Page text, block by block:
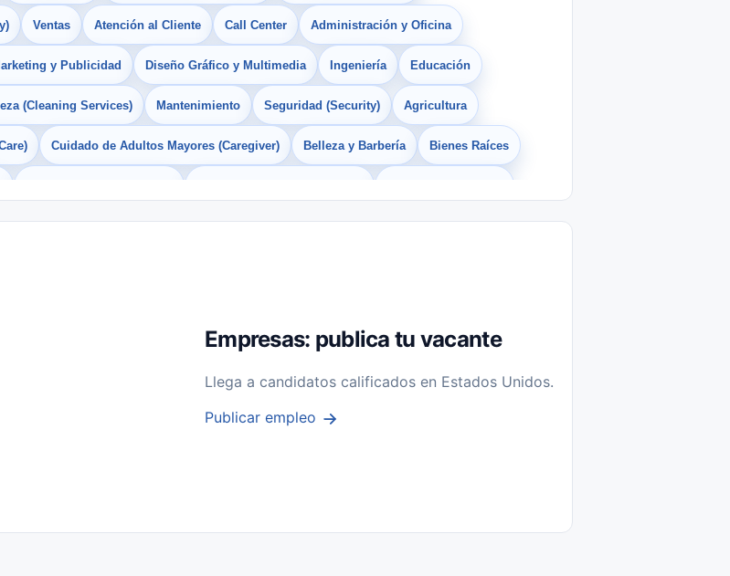
Ventas Atención al Cliente Call Center Administración y Oficina
y Publicidad Diseño Gráfico y Multimedia Ingeniería Educación
(Cleaning Services) Mantenimiento Seguridad (Security) Agricultura
Cuidado de Adultos Mayores (Caregiver) Belleza y Barbería Bienes Raíces
Estudiantes Empleos Bilingües (English/Spanish) Sin Experiencia
Empresas: publica tu vacante
Llega a candidatos calificados en Estados Unidos.
Publicar empleo